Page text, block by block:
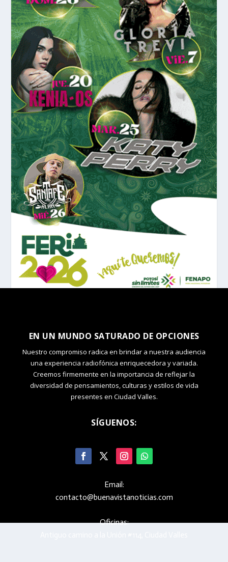
EN UN MUNDO SATURADO DE OPCIONES
Nuestro compromiso radica en brindar a nuestra audiencia
una experiencia radiofónica enriquecedora y variada.
Creemos firmemente en la importancia de reflejar la
diversidad de pensamientos, culturas y estilos de vida
presentes en Ciudad Valles.
SÍGUENOS:
Email:
contacto@buenavistanoticias.com
Oficinas: